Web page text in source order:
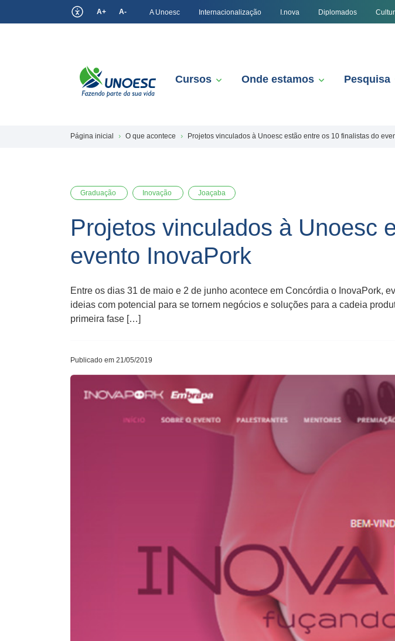
A+ A- A Unoesc Internacionalização I.nova Diplomados
Cursos Onde estamos Pesquisa
Página inicial O que acontece Projetos vinculados à Unoesc estão entre os 10 finalistas do
Graduação Inovação Joaçaba
Projetos vinculados à Unoesc
evento InovaPork
Entre os dias 31 de maio e 2 de junho acontece em Concórdia o InovaPork,
ideias com potencial para se tornem negócios e soluções para a cadeia
primeira fase […]
Publicado em 21/05/2019